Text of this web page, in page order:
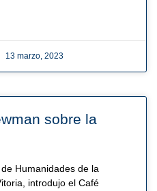
13 marzo, 2023
sobre la
Humanidades de la
introdujo el Café